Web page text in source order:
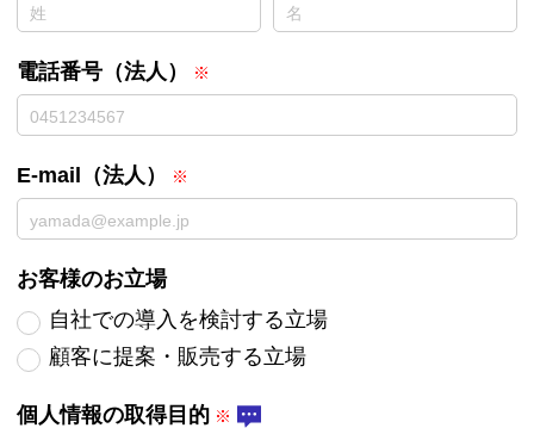
電話番号（法人）
E-mail（法人）
お客様のお立場
自社での導入を検討する立場
顧客に提案・販売する立場
個人情報の取得目的